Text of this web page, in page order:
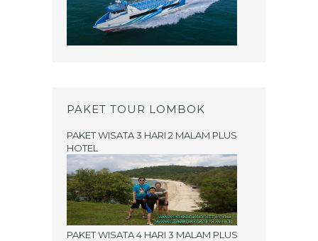
PAKET TOUR LOMBOK
PAKET WISATA 3 HARI 2 MALAM PLUS
HOTEL
PAKET WISATA 4 HARI 3 MALAM PLUS